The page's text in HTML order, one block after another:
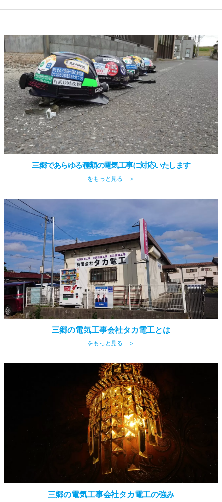
三郷であらゆる種類の電気工事に対応いたします
をもっと見る ＞
三郷の電気工事会社タカ電工とは
をもっと見る ＞
三郷の電気工事会社タカ電工の強み